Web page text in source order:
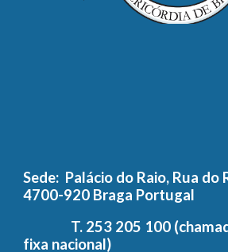
Sede: Palácio do Raio, Rua do
4700-920 Braga Portugal
T. 253 205 100
fixa nacional)